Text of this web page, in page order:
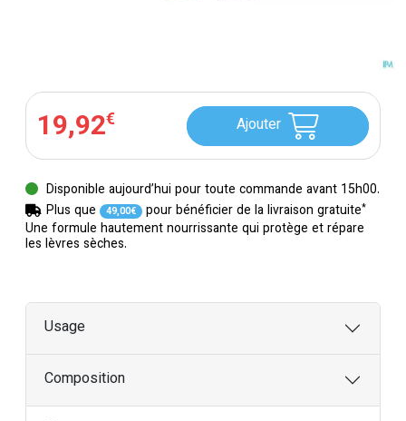
Une formule hautement nourrissante qui protège et répare
les lèvres sèches.
19,92€ Ajouter
Disponible aujourd’hui pour toute commande avant 15h00.
Plus que
49,00€ pour bénéficier de la livraison gratuite*
Usage
Composition